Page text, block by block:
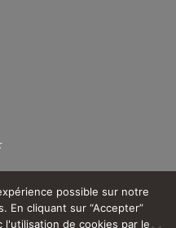
possible sur notre
En cliquant sur “Accepter”
de cookies par le